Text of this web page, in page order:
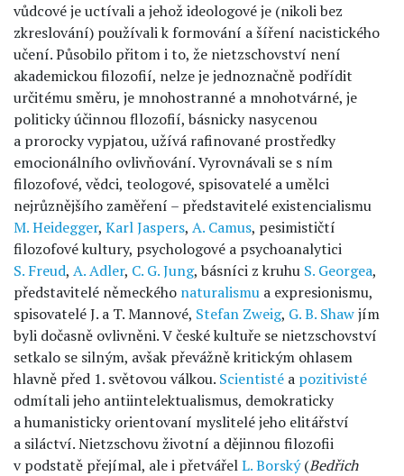
vůdcové je uctívali a jehož ideologové je (nikoli bez
zkreslování) používali k formování a šíření nacistického
učení. Působilo přitom i to, že nietzschovství není
akademickou filozofií, nelze je jednoznačně podřídit
určitému směru, je mnohostranné a mnohotvárné, je
politicky účinnou fllozofií, básnicky nasycenou
a prorocky vypjatou, užívá rafinované prostředky
emocionálního ovlivňování. Vyrovnávali se s ním
filozofové, vědci, teologové, spisovatelé a umělci
nejrůznějšího zaměření – představitelé existencialismu
M. Heidegger, Karl Jaspers, A. Camus, pesimističtí
filozofové kultury, psychologové a psychoanalytici
S. Freud, A. Adler, C. G. Jung, básníci z kruhu S. Georgea,
představitelé německého naturalismu a expresionismu,
spisovatelé J. a T. Mannové, Stefan Zweig, G. B. Shawjím
byli dočasně ovlivněni. V české kultuře se nietzschovství
setkalo se silným, avšak převážně kritickým ohlasem
hlavně před 1. světovou válkou. Scientisté a pozitivisté
odmítali jeho antiintelektualismus, demokraticky
a humanisticky orientovaní myslitelé jeho elitářství
a siláctví. Nietzschovu životní a dějinnou filozofii
v podstatě přejímal, ale i přetvářelL. Borský(Bedřich